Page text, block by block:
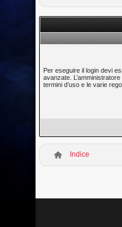
Per eseguire il login devi
avanzate.
termini d’uso e le varie
Indice